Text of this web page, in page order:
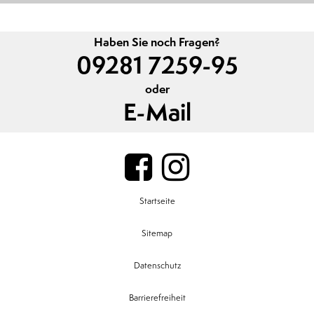
Haben Sie noch Fragen?
09281 7259-95
oder
E-Mail
Startseite
Sitemap
Datenschutz
Barrierefreiheit